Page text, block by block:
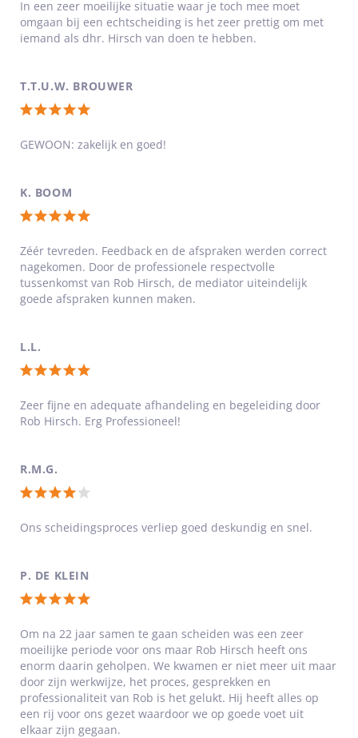
4
van
sterren
In een zeer moeilijke situatie waar je toch mee moet
omgaan bij een echtscheiding is het zeer prettig om met
iemand als dhr. Hirsch van doen te hebben.
T.T.U.W. BROUWER
Totale
waardering:
van
5
GEWOON: zakelijk en goed!
K. BOOM
Totale
waardering:
5
van
Zéér tevreden. Feedback en de afspraken werden correct
nagekomen. Door de professionele respectvolle
tussenkomst van Rob Hirsch, de mediator uiteindelijk
goede afspraken kunnen maken.
L.L.
Totale
waardering:
5
5
sterren
Zeer fijne en adequate afhandeling en begeleiding door
Rob Hirsch. Erg Professioneel!
R.M.G.
Totale
waardering:
van
5
Ons scheidingsproces verliep goed deskundig en snel.
P. DE KLEIN
Totale
waardering:
5
van
5
sterren
Om na 22 jaar samen te gaan scheiden was een zeer
moeilijke periode voor ons maar Rob Hirsch heeft ons
enorm daarin geholpen. We kwamen er niet meer uit maar
door zijn werkwijze, het proces, gesprekken en
professionaliteit van Rob is het gelukt. Hij heeft alles op
een rij voor ons gezet waardoor we op goede voet uit
elkaar zijn gegaan.